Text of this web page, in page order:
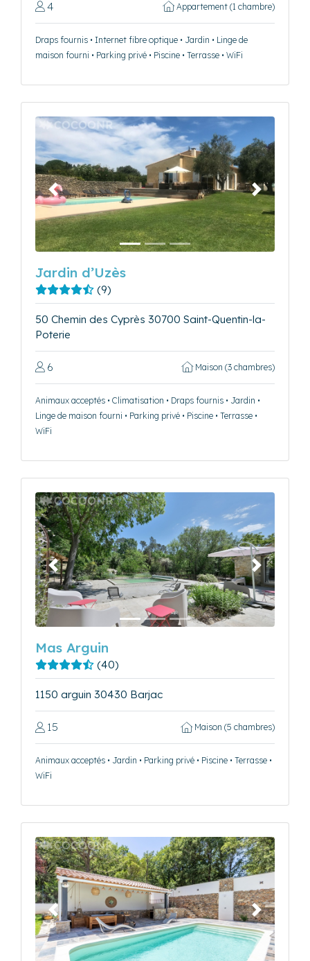
4 Appartement (1 chambre)
Draps fournis • Internet fibre optique • Jardin • Linge de
maison fourni • Parking privé • Piscine • Terrasse • WiFi
Précédent Suivant
Jardin d’Uzès
(9)
50 Chemin des Cyprès 30700 Saint-Quentin-la-
Poterie
6 Maison (3 chambres)
Animaux acceptés • Climatisation • Draps fournis • Jardin •
Linge de maison fourni • Parking privé • Piscine • Terrasse •
WiFi
Précédent Suivant
Mas Arguin
(40)
1150 arguin 30430 Barjac
15 Maison (5 chambres)
Animaux acceptés • Jardin • Parking privé • Piscine • Terrasse •
WiFi
Précédent Suivant